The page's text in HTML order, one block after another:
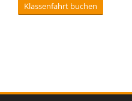
Klassenfahrt buchen